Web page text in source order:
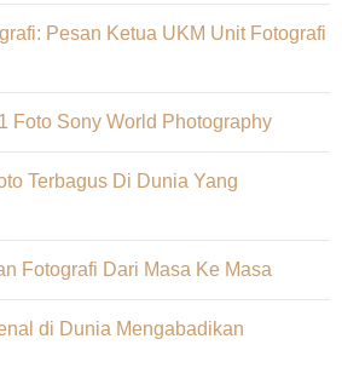
Pesan Ketua UKM Unit Fotografi
Foto Sony World Photography
Terbagus Di Dunia Yang
Fotografi Dari Masa Ke Masa
di Dunia Mengabadikan